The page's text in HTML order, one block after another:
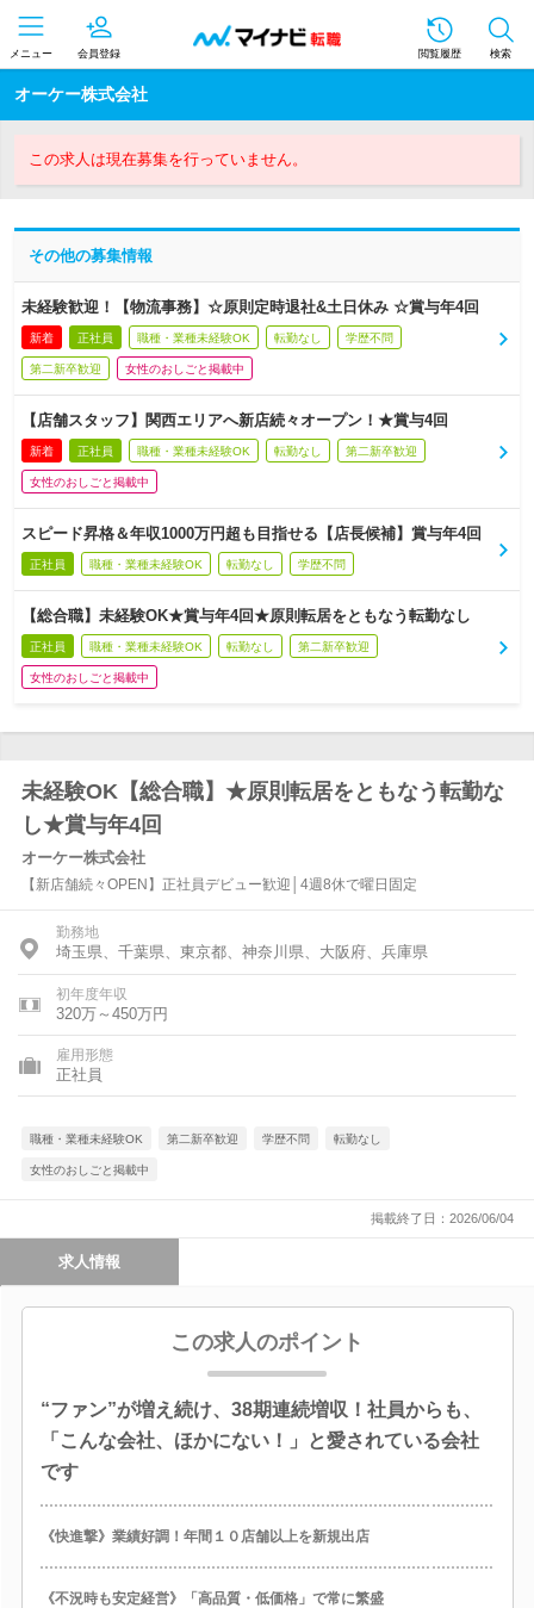
メニュー 会員登録 閲覧履歴 検索
オーケー株式会社
この求人は現在募集を行っていません。
その他の募集情報
未経験歓迎！【物流事務】☆原則定時退社&土日休み ☆賞与年4回
新着 正社員 職種・業種未経験OK 転勤なし 学歴不問
第二新卒歓迎 女性のおしごと掲載中
【店舗スタッフ】関西エリアへ新店続々オープン！★賞与4回
新着 正社員 職種・業種未経験OK 転勤なし 第二新卒歓迎
女性のおしごと掲載中
スピード昇格＆年収1000万円超も目指せる【店長候補】賞与年4回
正社員 職種・業種未経験OK 転勤なし 学歴不問
【総合職】未経験OK★賞与年4回★原則転居をともなう転勤なし
正社員 職種・業種未経験OK 転勤なし 第二新卒歓迎
女性のおしごと掲載中
未経験OK【総合職】★原則転居をともなう転勤な
し★賞与年4回
オーケー株式会社
【新店舗続々OPEN】正社員デビュー歓迎│4週8休で曜日固定
勤務地
埼玉県、千葉県、東京都、神奈川県、大阪府、兵庫県
初年度年収
320万～450万円
雇用形態
正社員
職種・業種未経験OK 第二新卒歓迎 学歴不問 転勤なし
女性のおしごと掲載中
掲載終了日：2026/06/04
求人情報
この求人のポイント
“ファン”が増え続け、38期連続増収！社員からも、
「こんな会社、ほかにない！」と愛されている会社
です
《快進撃》業績好調！年間１０店舗以上を新規出店
《不況時も安定経営》「高品質・低価格」で常に繁盛